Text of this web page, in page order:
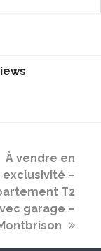
next
post:
À vendre en
exclusivité –
T2
garage –